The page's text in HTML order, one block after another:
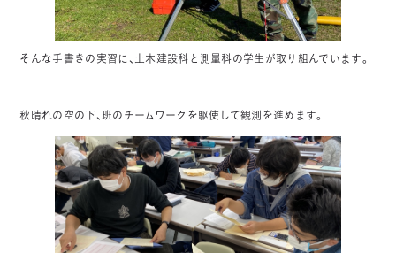
そんな手書きの実習に、土木建設科と測量科の学生が取り組んでいます。
秋晴れの空の下、班のチームワークを駆使して観測を進めます。